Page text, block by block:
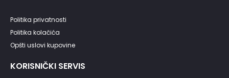
Politika privatnosti
Politika kolačića
Opšti uslovi kupovine
KORISNIČKI SERVIS